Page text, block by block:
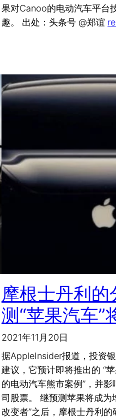
果对Canoo的电动汽车平台
趣。 出处：头条号 @郑谊
摩根士丹利的
测“苹果汽车”
2021年11月20日
据AppleInsider报道，投资
建议，它预计即将推出的 “
的电动汽车熊市案例”，并
司股票。 继预测苹果将成为
改变者”之后，摩根士丹利